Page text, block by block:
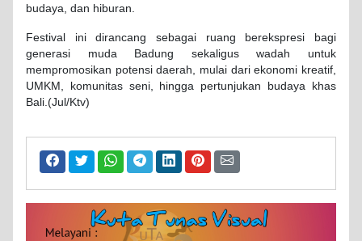
budaya, dan hiburan.
Festival ini dirancang sebagai ruang berekspresi bagi
generasi muda Badung sekaligus wadah untuk
mempromosikan potensi daerah, mulai dari ekonomi kreatif,
UMKM, komunitas seni, hingga pertunjukan budaya khas
Bali.(Jul/Ktv)